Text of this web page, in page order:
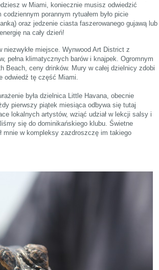
w Miami, koniecznie musisz odwiedzić
porannym rytuałem było picie
oraz jedzenie ciasta faszerowanego gujawą lub
na cały dzień!
miejsce. Wynwood Art District z
pełna klimatycznych barów i knajpek. Ogromnym
Beach, ceny drinków. Mury w całej dzielnicy zdobi
odwiedź tę część Miami.
była dzielnica Little Havana, obecnie
pierwszy piątek miesiąca odbywa się tutaj
lokalnych artystów, wziąć udział w lekcji salsy i
się do dominikańskiego klubu. Świetne
mnie w kompleksy zazdroszczę im takiego